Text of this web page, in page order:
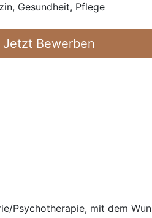
Gesundheit, Pflege
Jetzt Bewerben
Psychotherapie, mit dem